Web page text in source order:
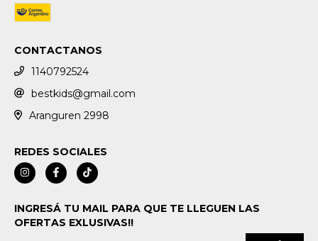
CONTACTANOS
1140792524
bestkids@gmail.com
Aranguren 2998
REDES SOCIALES
INGRESÁ TU MAIL PARA QUE TE LLEGUEN LAS
OFERTAS EXLUSIVAS!!